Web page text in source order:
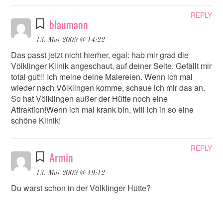
blaumann
13. Mai 2009 @ 14:22
Das passt jetzt nicht hierher, egal: hab mir grad die
Völklinger Klinik angeschaut, auf deiner Seite. Gefällt mir
total gut!!! Ich meine deine Malereien. Wenn ich mal
wieder nach Völklingen komme, schaue ich mir das an.
So hat Völklingen außer der Hütte noch eine
Attraktion!Wenn ich mal krank bin, will ich in so eine
schöne Klinik!
REPLY
Armin
13. Mai 2009 @ 19:12
Du warst schon in der Völklinger Hütte?
REPLY